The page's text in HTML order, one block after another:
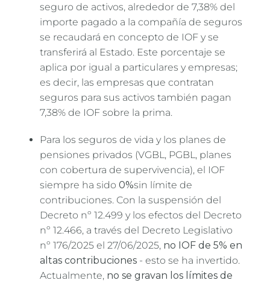
seguro de activos, alrededor de 7,38% del
importe pagado a la compañía de seguros
se recaudará en concepto de IOF y se
transferirá al Estado. Este porcentaje se
aplica por igual a particulares y empresas;
es decir, las empresas que contratan
seguros para sus activos también pagan
7,38% de IOF sobre la prima.
Para los seguros de vida y los planes de
pensiones privados (VGBL, PGBL, planes
con cobertura de supervivencia), el IOF
siempre ha sido 0%sin límite de
contribuciones. Con la suspensión del
Decreto nº 12.499 y los efectos del Decreto
nº 12.466, a través del Decreto Legislativo
nº 176/2025 el 27/06/2025, no IOF de 5% en
altas contribuciones- esto se ha invertido.
Actualmente, no se gravan los límites de